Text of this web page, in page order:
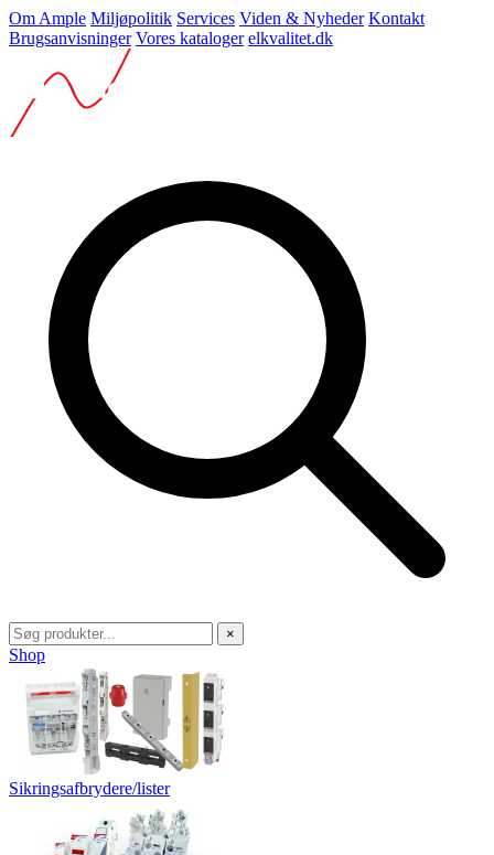
Om Ample Miljøpolitik Services Viden & Nyheder Kontakt
Brugsanvisninger Vores kataloger elkvalitet.dk
×
Shop
Sikringsafbrydere/lister